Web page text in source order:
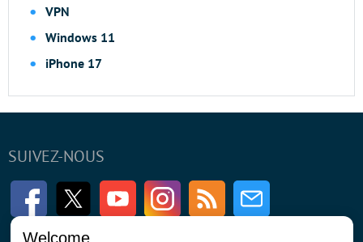
VPN
Windows 11
iPhone 17
SUIVEZ-NOUS
FacebookTwitter Youtube InstagramRSS Newsletter
Welcome